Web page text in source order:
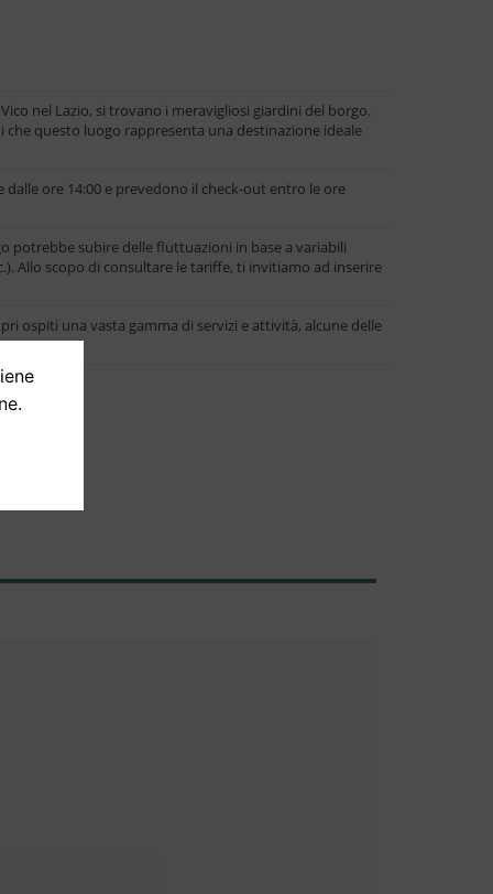
nel Lazio, si trovano i meravigliosi giardini del borgo.
questo luogo rappresenta una destinazione ideale
ore 14:00 e prevedono il check-out entro le ore
potrebbe subire delle fluttuazioni in base a variabili
Allo scopo di consultare le tariffe, ti invitiamo ad inserire
ospiti una vasta gamma di servizi e attività, alcune delle